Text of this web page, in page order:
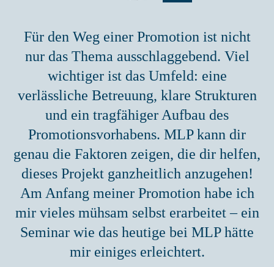
Für den Weg einer Promotion ist nicht
nur das Thema ausschlaggebend. Viel
wichtiger ist das Umfeld: eine
verlässliche Betreuung, klare Strukturen
und ein tragfähiger Aufbau des
Promotionsvorhabens. MLP kann dir
genau die Faktoren zeigen, die dir helfen,
dieses Projekt ganzheitlich anzugehen!
Am Anfang meiner Promotion habe ich
mir vieles mühsam selbst erarbeitet – ein
Seminar wie das heutige bei MLP hätte
mir einiges erleichtert.